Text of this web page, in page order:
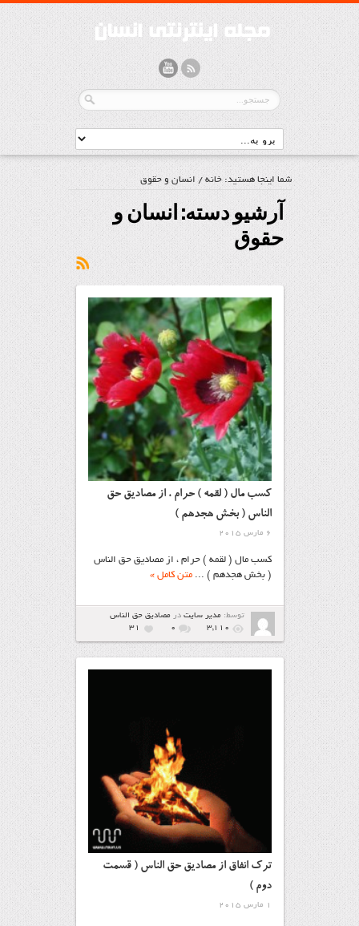
شما اینجا هستید:خانه/ انسان و حقوق
آرشیو دسته:انسان و
حقوق
کسب مال ( لقمه ) حرام ، از مصادیق حق
الناس ( بخش هجدهم )
6 مارس 2015
کسب مال ( لقمه ) حرام ، از مصادیق حق الناس
( بخش هجدهم ) ...متن کامل »
توسط: مدیر سایتدر مصاديق حق الناس
3,110
۰ 31
ترک انفاق از مصادیق حق الناس ( قسمت
دوم )
1 مارس 2015